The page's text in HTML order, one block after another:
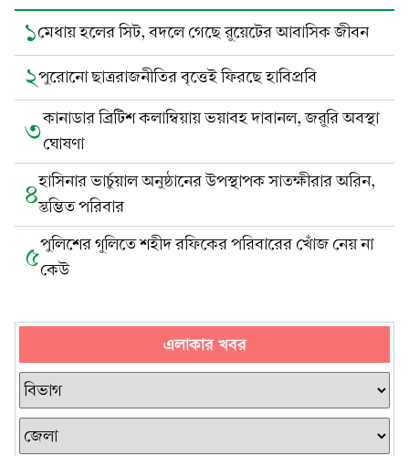
১মেধায় হলের সিট, বদলে গেছে রুয়েটের আবাসিক জীবন
২পুরোনো ছাত্ররাজনীতির বৃত্তেই ফিরছে হাবিপ্রবি
৩কানাডার ব্রিটিশ কলাম্বিয়ায় ভয়াবহ দাবানল, জরুরি অবস্থা
ঘোষণা
৪হাসিনার ভার্চুয়াল অনুষ্ঠানের উপস্থাপক সাতক্ষীরার অরিন,
স্তম্ভিত পরিবার
৫পুলিশের গুলিতে শহীদ রফিকের পরিবারের খোঁজ নেয় না
কেউ
এলাকার খবর